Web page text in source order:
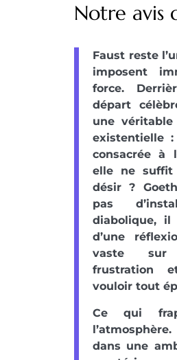
Notre avis
Faust reste
imposent
force.
départ
une
existentielle
consacrée à
elle ne suffit
désir ?
pas
diabolique,
d’une
vaste sur
frustration
vouloir tout
Ce qui
dans une